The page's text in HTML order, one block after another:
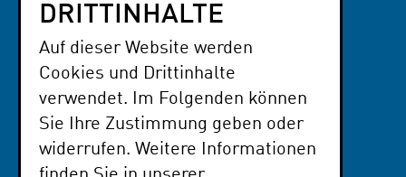
PARTNER
Der Paritätische BaWü
Parzival-Zentrum
Software AG - Stiftung
DRITTINHALTE
Auf dieser Website werden
Cookies und Drittinhalte
verwendet. Im Folgenden können
Sie Ihre Zustimmung geben oder
widerrufen. Weitere Informationen